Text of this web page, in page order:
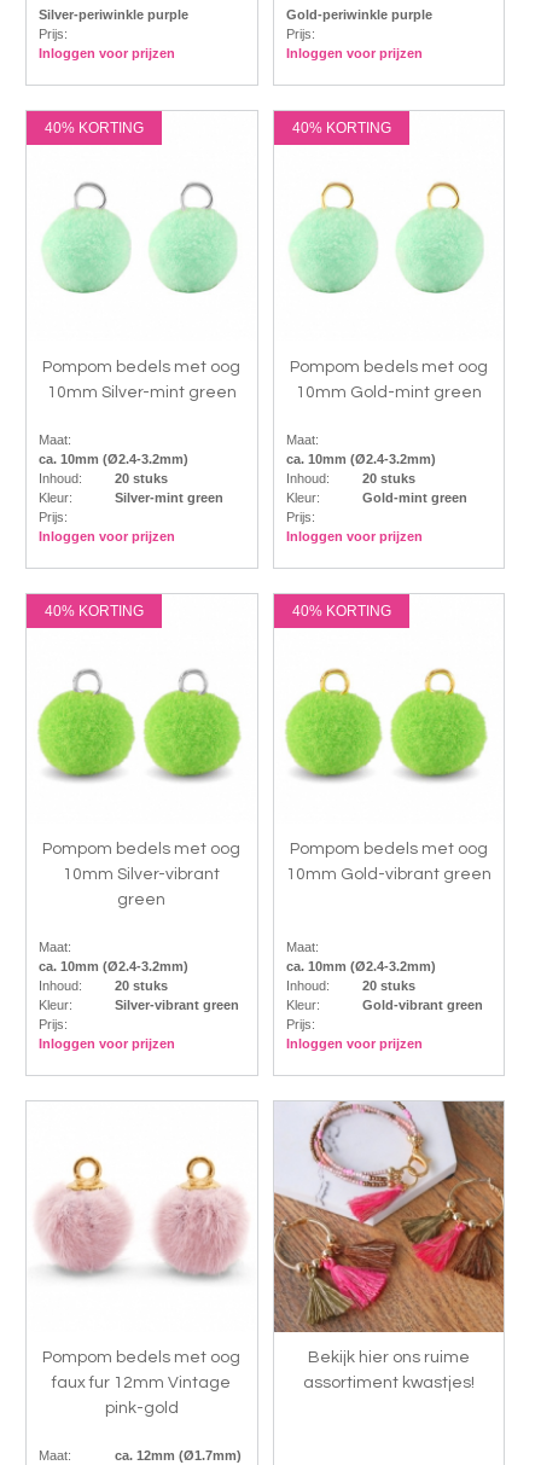
Silver-periwinkle purple
Prijs:
Inloggen voor prijzen
Gold-periwinkle purple
Prijs:
Inloggen voor prijzen
40% KORTING
Pompom bedels met oog
10mm Silver-mint green
Maat:
ca. 10mm (Ø2.4-3.2mm)
Inhoud:
20 stuks
Kleur:
Silver-mint green
Prijs:
Inloggen voor prijzen
40% KORTING
Pompom bedels met oog
10mm Gold-mint green
Maat:
ca. 10mm (Ø2.4-3.2mm)
Inhoud:
20 stuks
Kleur:
Gold-mint green
Prijs:
Inloggen voor prijzen
40% KORTING
Pompom bedels met oog
10mm Silver-vibrant
green
Maat:
ca. 10mm (Ø2.4-3.2mm)
Inhoud:
20 stuks
Kleur:
Silver-vibrant green
Prijs:
Inloggen voor prijzen
40% KORTING
Pompom bedels met oog
10mm Gold-vibrant green
Maat:
ca. 10mm (Ø2.4-3.2mm)
Inhoud:
20 stuks
Kleur:
Gold-vibrant green
Prijs:
Inloggen voor prijzen
Pompom bedels met oog
faux fur 12mm Vintage
pink-gold
Maat:
ca. 12mm (Ø1.7mm)
Bekijk hier ons ruime
assortiment kwastjes!